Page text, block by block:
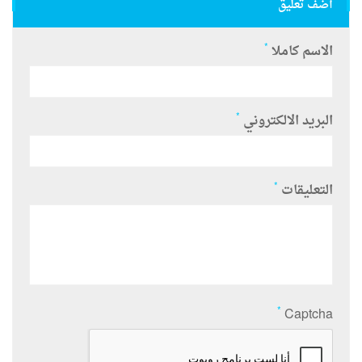
أضف تعليق
الاسم كاملا *
البريد الالكتروني *
التعليقات *
Captcha
*